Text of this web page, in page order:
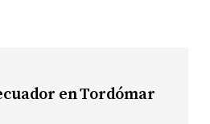
en Tordómar